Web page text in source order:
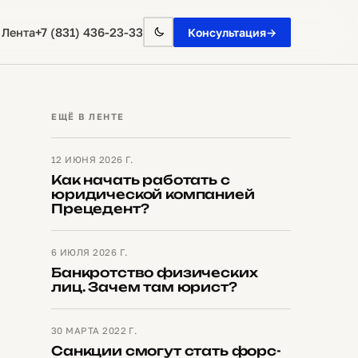
+7 (831) 436-23-33 Консультация→
ЕЩЁ В ЛЕНТЕ
12 ИЮНЯ 2026 Г.
Как начать работать с
юридической компанией
Прецедент?
6 ИЮЛЯ 2026 Г.
Банкротство физических
лиц. Зачем там юрист?
30 МАРТА 2022 Г.
Санкции смогут стать форс-